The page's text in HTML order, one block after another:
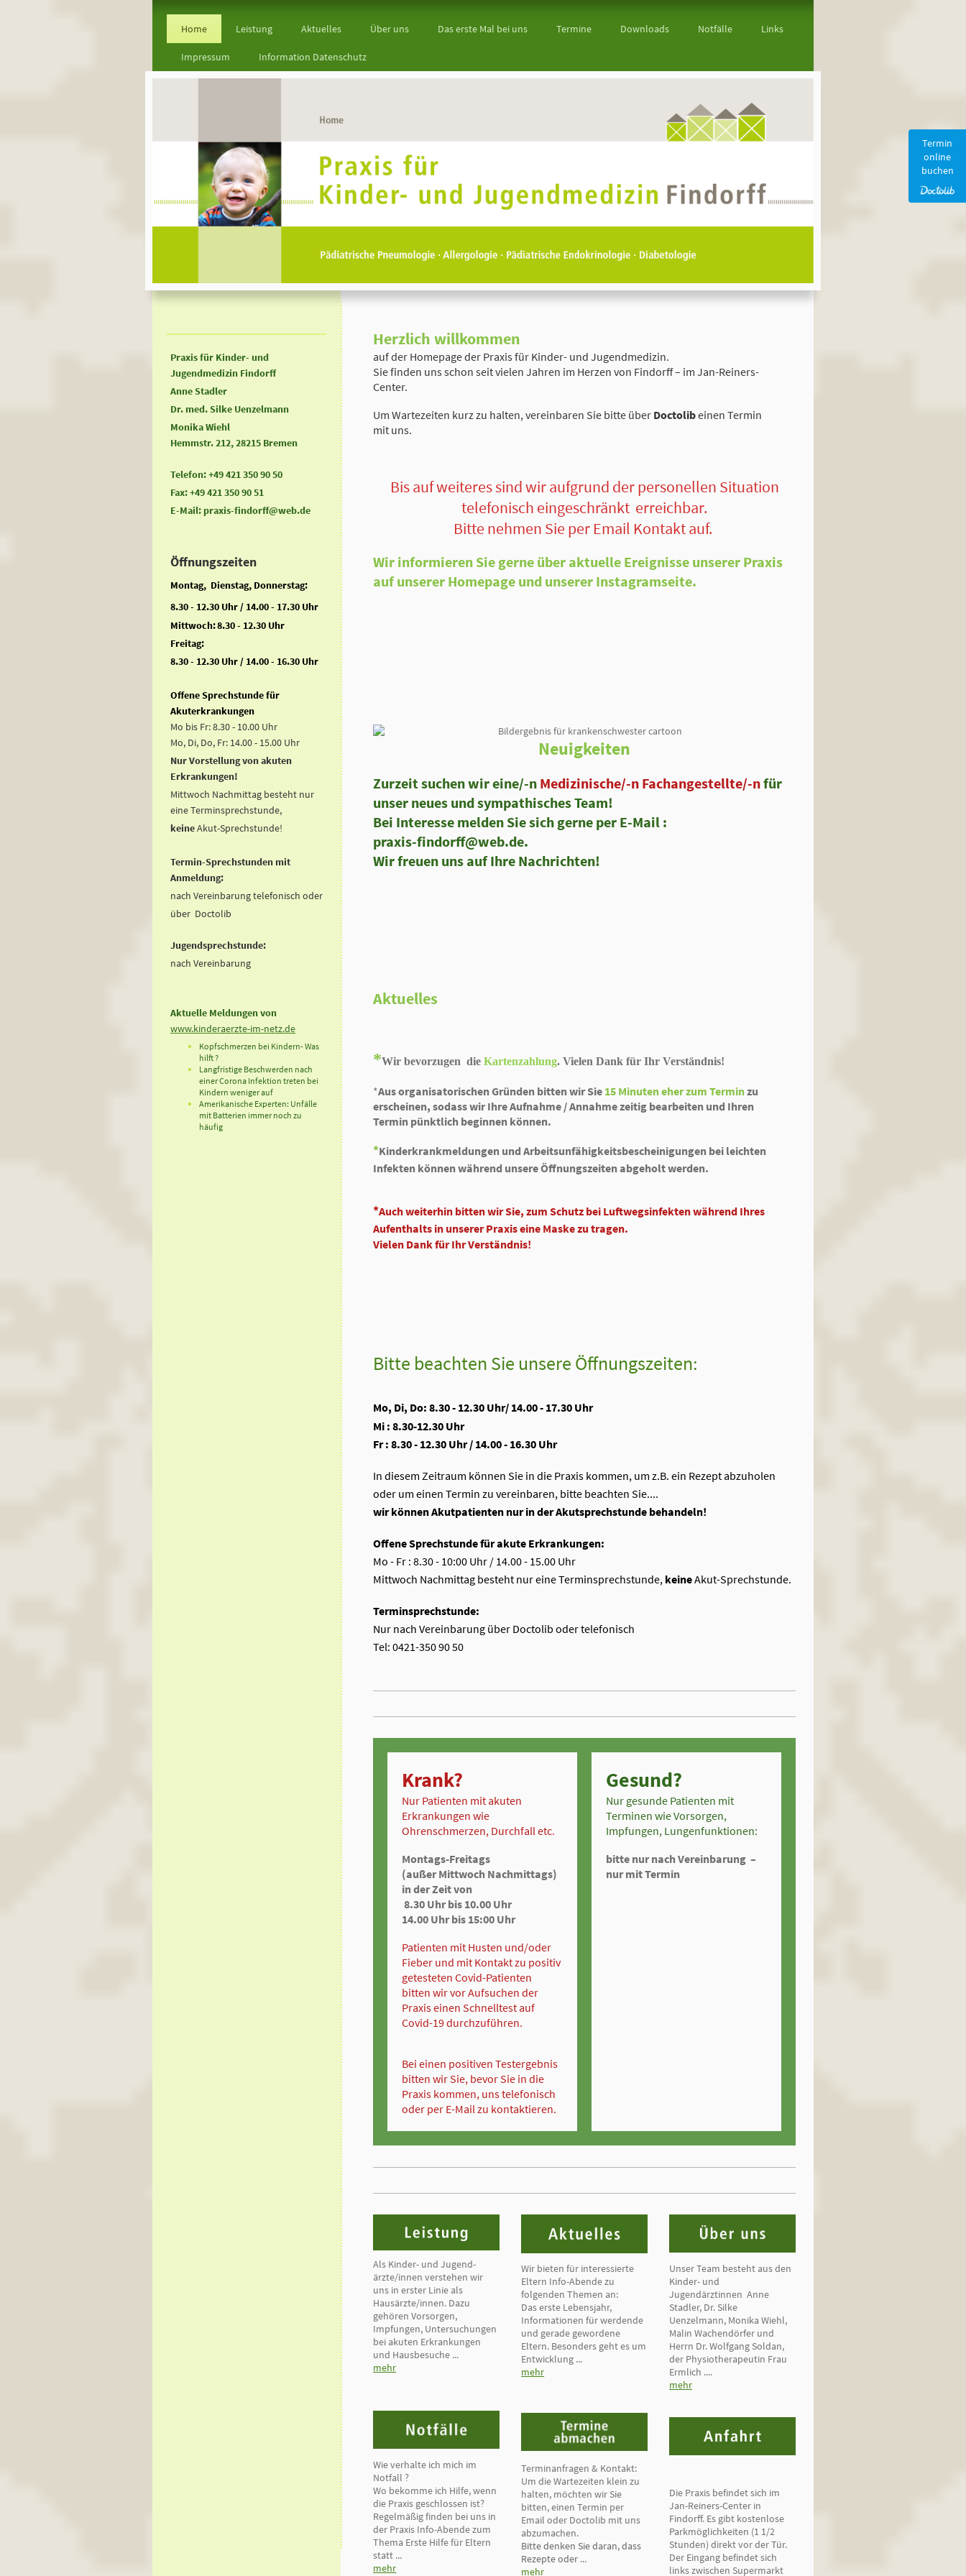
Home Leistung Aktuelles Über uns Das erste Mal bei uns Termine Downloads Notfälle Links
Impressum Information Datenschutz
Herzlich willkommen
auf der Homepage der Praxis für Kinder- und Jugendmedizin.
Sie finden uns schon seit vielen Jahren im Herzen von Findorff – im Jan-Reiners-
Center.
Um Wartezeiten kurz zu halten, vereinbaren Sie bitte über Doctolibeinen Termin
mit uns.
Bis auf weiteres sind wir aufgrund der personellen Situation
telefonisch eingeschränkt erreichbar.
Bitte nehmen Sie per Email Kontakt auf.
Wir informieren Sie gerne über aktuelle Ereignisse unserer Praxis
auf unserer Homepage und unserer Instagramseite.
Neuigkeiten
Zurzeit suchen wir eine/-n Medizinische/-n Fachangestellte/-nfür
unser neues und sympathisches Team!
Bei Interesse melden Sie sich gerne per E-Mail :
praxis-findorff@web.de.
Wir freuen uns auf Ihre Nachrichten!
Aktuelles
*Wir bevorzugendieKartenzahlung. Vielen Dank für Ihr Verständnis!
*Aus organisatorischen Gründen bitten wir Sie 15 Minuten eher zum Terminzu
erscheinen, sodass wir Ihre Aufnahme / Annahme zeitig bearbeiten und Ihren
Termin pünktlich beginnen können.
*Kinderkrankmeldungen und Arbeitsunfähigkeitsbescheinigungen bei leichten
Infekten können während unsere Öffnungszeiten abgeholt werden.
*Auch weiterhin bitten wir Sie, zum Schutz bei Luftwegsinfekten während Ihres
Aufenthalts in unserer Praxis eine Maske zu tragen.
Vielen Dank für Ihr Verständnis!
Bitte beachten Sie unsere Öffnungszeiten:
Mo, Di, Do: 8.30 - 12.30 Uhr/ 14.00 - 17.30 Uhr
Mi : 8.30-12.30 Uhr
Fr : 8.30 - 12.30 Uhr / 14.00 - 16.30 Uhr
In diesem Zeitraum können Sie in die Praxis kommen, um z.B. ein Rezept abzuholen
oder um einen Termin zu vereinbaren, bitte beachten Sie....
wir können Akutpatienten nur in der Akutsprechstunde behandeln!
Offene Sprechstunde für akute Erkrankungen:
Mo - Fr : 8.30 - 10:00 Uhr / 14.00 - 15.00 Uhr
Mittwoch Nachmittag besteht nur eine Terminsprechstunde, keineAkut-Sprechstunde.
Terminsprechstunde:
Nur nach Vereinbarung über Doctolib oder telefonisch
Tel: 0421-350 90 50
Krank?
Nur Patienten mit akuten
Erkrankungen wie
Ohrenschmerzen, Durchfall etc.
Montags-Freitags
(außer Mittwoch Nachmittags)
in der Zeit von
8.30 Uhr bis 10.00 Uhr
14.00 Uhr bis 15:00 Uhr
Patienten mit Husten und/oder
Fieber und mit Kontakt zu positiv
getesteten Covid-Patienten
bitten wir vor Aufsuchen der
Praxis einen Schnelltest auf
Covid-19 durchzuführen.
Bei einen positiven Testergebnis
bitten wir Sie, bevor Sie in die
Praxis kommen, uns telefonisch
oder per E-Mail zu kontaktieren.
Gesund?
Nur gesunde Patienten mit
Terminen wie Vorsorgen,
Impfungen, Lungenfunktionen:
bitte nur nach Vereinbarung –
nur mit Termin
Als Kinder- und Jugend-
ärzte/innen verstehen wir
uns in erster Linie als
Hausärzte/innen. Dazu
gehören Vorsorgen,
Impfungen, Untersuchungen
bei akuten Erkrankungen
und Hausbesuche ...
mehr
Wie verhalte ich mich im
Notfall ?
Wo bekomme ich Hilfe, wenn
die Praxis geschlossen ist?
Regelmäßig finden bei uns in
der Praxis Info-Abende zum
Thema Erste Hilfe für Eltern
statt ...
mehr
Wir bieten für interessierte
Eltern Info-Abende zu
folgenden Themen an:
Das erste Lebensjahr,
Informationen für werdende
und gerade gewordene
Eltern. Besonders geht es um
Entwicklung ...
mehr
Terminanfragen & Kontakt:
Um die Wartezeiten klein zu
halten, möchten wir Sie
bitten, einen Termin per
Email oder Doctolib mit uns
abzumachen.
Bitte denken Sie daran, dass
Rezepte oder ...
mehr
Unser Team besteht aus den
Kinder- und
Jugendärztinnen Anne
Stadler, Dr. Silke
Uenzelmann, Monika Wiehl,
Malin Wachendörfer und
Herrn Dr. Wolfgang Soldan,
der Physiotherapeutin Frau
Ermlich ....
mehr
Die Praxis befindet sich im
Jan-Reiners-Center in
Findorff. Es gibt kostenlose
Parkmöglichkeiten (1 1/2
Stunden) direkt vor der Tür.
Der Eingang befindet sich
links zwischen Supermarkt
Praxis für Kinder- und
Jugendmedizin Findorff
Anne Stadler
Dr. med. Silke Uenzelmann
Monika Wiehl
Hemmstr. 212, 28215 Bremen
Telefon: +49 421 350 90 50
Fax: +49 421 350 90 51
E-Mail: praxis-findorff@web.de
Öffnungszeiten
Montag, Dienstag, Donnerstag:
8.30 - 12.30 Uhr / 14.00 - 17.30 Uhr
Mittwoch:8.30 - 12.30 Uhr
Freitag:
8.30 - 12.30 Uhr / 14.00 - 16.30 Uhr
Offene Sprechstunde für
Akuterkrankungen
Mo bis Fr: 8.30 - 10.00 Uhr
Mo, Di, Do, Fr: 14.00 - 15.00 Uhr
Nur Vorstellung von akuten
Erkrankungen!
Mittwoch Nachmittag besteht nur
eine Terminsprechstunde,
keineAkut-Sprechstunde!
Termin-Sprechstunden mit
Anmeldung:
nach Vereinbarung telefonisch oder
über Doctolib
Jugendsprechstunde:
nach Vereinbarung
Aktuelle Meldungen von
www.kinderaerzte-im-netz.de
Kopfschmerzen bei Kindern-Was
hilft ?
Langfristige Beschwerden nach
einer Corona Infektion treten bei
Kindern weniger auf
Amerikanische Experten: Unfälle
mit Batterien immer noch zu
häufig
Termin
online
buchen